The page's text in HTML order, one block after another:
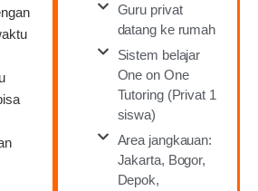
Guru privat
datang ke rumah
Sistem belajar
One on One
Tutoring (Privat 1
siswa)
Area jangkauan:
Jakarta, Bogor,
Depok,